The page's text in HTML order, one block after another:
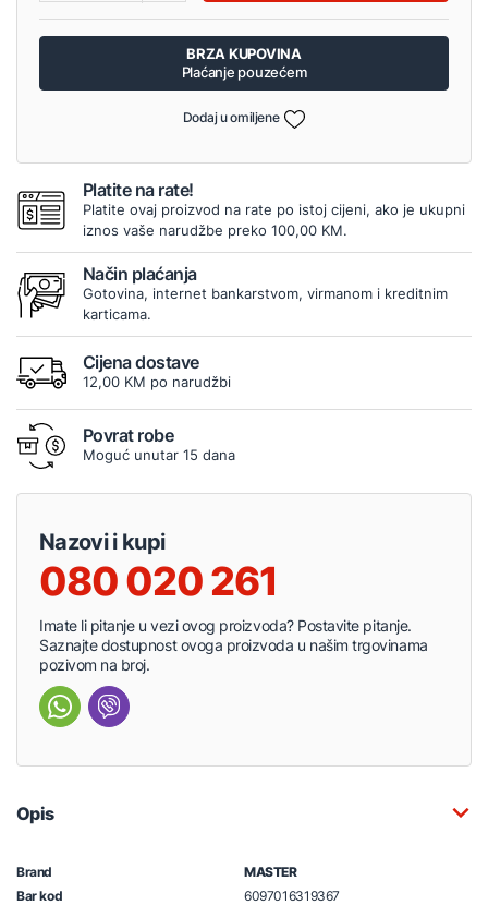
BRZA KUPOVINA
Plaćanje pouzećem
Dodaj u omiljene
Platite na rate!
Platite ovaj proizvod na rate po istoj cijeni, ako je ukupni
iznos vaše narudžbe preko 100,00 KM.
Način plaćanja
Gotovina, internet bankarstvom, virmanom i kreditnim
karticama.
Cijena dostave
12,00 KM po narudžbi
Povrat robe
Moguć unutar 15 dana
Nazovi i kupi
080 020 261
Imate li pitanje u vezi ovog proizvoda? Postavite pitanje.
Saznajte dostupnost ovoga proizvoda u našim trgovinama
pozivom na broj.
Opis
Brand
MASTER
Bar kod
6097016319367